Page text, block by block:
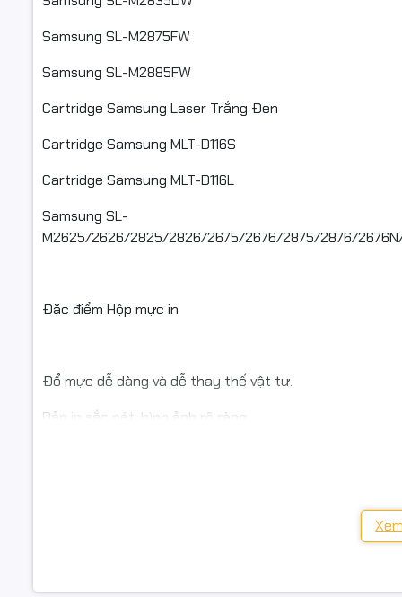
Samsung SL-M2875FW
Samsung SL-M2885FW
Cartridge Samsung Laser Trắng Đen
Cartridge Samsung MLT-D116S
Cartridge Samsung MLT-D116L
Samsung SL-
M2625/2626/2825/2826/2675/2676/2875/2876/
Đặc điểm Hộp mực in
Đổ mực dễ dàng và dễ thay thế vật tư.
Bản in sắc nét, hình ảnh rõ ràng.
Samsung